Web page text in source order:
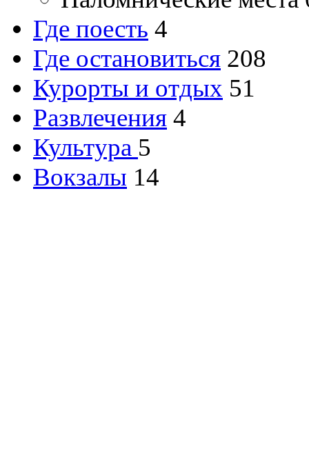
Где поесть 4
Где остановиться 208
Курорты и отдых 51
Развлечения 4
Культура 5
Вокзалы 14